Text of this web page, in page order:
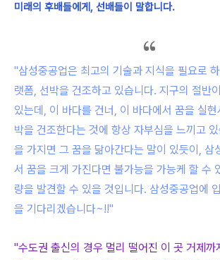
미래의 후배들에게, 선배들이 말합니다.
"삼성중공업은 최고의 기술과 지식을 필요로
랫폼, 선박을 건조하고 있습니다. 지구의 절반
있는데, 이 바다를 건너, 이 바다에서 꿈을 실
박을 건조한다는 것에 항상 자부심을 느끼고
을 가지면 그 꿈을 닮아간다는 말이 있듯이, 삼
서 꿈을 크게 가진다면 불가능을 가능케 할 수
량을 발견할 수 있을 것입니다. 삼성중공업에
을 기다리겠습니다~!!"
"수도권 출신의 경우 멀리 떨어진 이 곳 거제까